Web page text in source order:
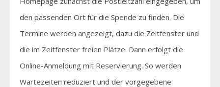
den passenden Ort für die Spende zu finden. Die
Termine werden angezeigt, dazu die Zeitfenster und
die im Zeitfenster freien Plätze. Dann erfolgt die
Online-Anmeldung mit Reservierung. So werden
Wartezeiten reduziert und der vorgegebene